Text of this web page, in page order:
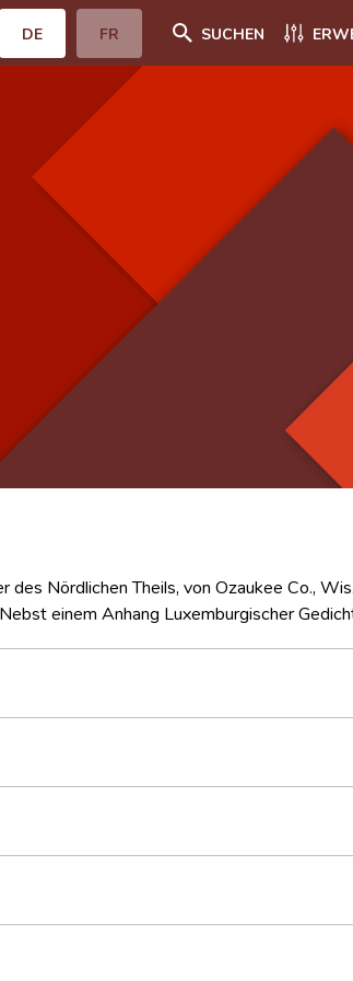
DE FR SUCHEN
Nördlichen Theils, von Ozaukee Co.,
einem Anhang Luxemburgischer